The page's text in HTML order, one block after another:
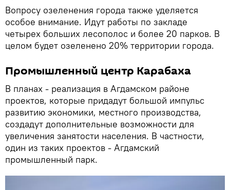
Вопросу озеленения города также уделяется
особое внимание. Идут работы по закладе
четырех больших лесополос и более 20 парков. В
целом будет озеленено 20% территории города.
Промышленный центр Карабаха
В планах - реализация в Агдамском районе
проектов, которые придадут большой импульс
развитию экономики, местного производства,
создадут дополнительные возможности для
увеличения занятости населения. В частности,
один из таких проектов - Агдамский
промышленный парк.